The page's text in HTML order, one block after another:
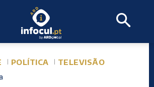
POLÍTICA TELEVISÃO